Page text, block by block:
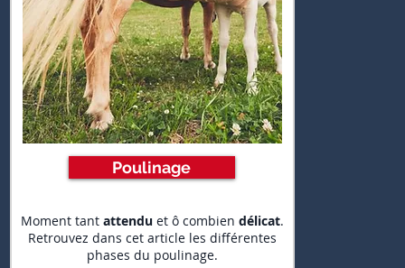
Poulinage
Moment tant attendu et ô combien délicat.
Retrouvez dans cet article les différentes
phases du poulinage.